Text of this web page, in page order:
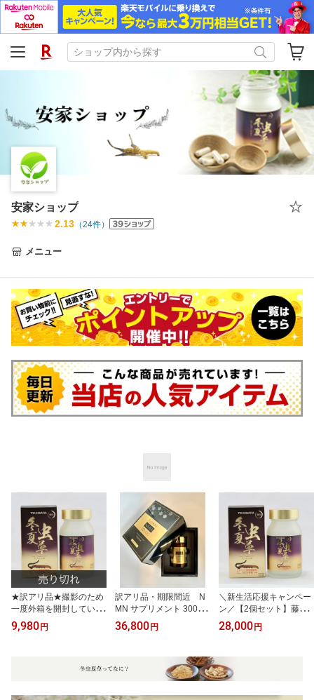
安家ショップ
2.13 （24件）
メニュー
★訳アリ品★撮影のため
一度外箱を開封していま
す！藤原 冬虫夏草 とう
ちゅうかそう 90粒入 特
9,980 円
訳アリ品・期限間近 N
MN サプリメント 30000
FUJIKIN 日本製 高純度1
00% β型NMN GMP認定
粒 美容 健康 送料無料
36,800 円
＼新生活応援キャンペー
ン／【2個セット】藤原
冬虫夏草 とうちゅうかそ
う 90粒入 特製カプセル
冬虫夏草菌糸ハードカプ
セル 健康食品 サプリメ
ント 栄養食品 美容 健康
28,000 円